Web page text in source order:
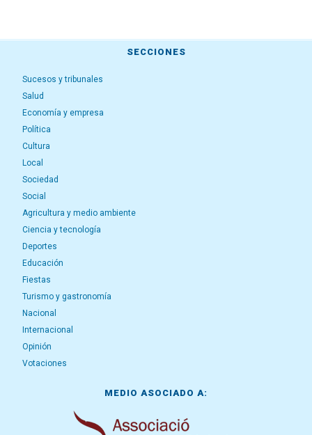
SECCIONES
Sucesos y tribunales
Salud
Economía y empresa
Política
Cultura
Local
Sociedad
Social
Agricultura y medio ambiente
Ciencia y tecnología
Deportes
Educación
Fiestas
Turismo y gastronomía
Nacional
Internacional
Opinión
Votaciones
MEDIO ASOCIADO A: